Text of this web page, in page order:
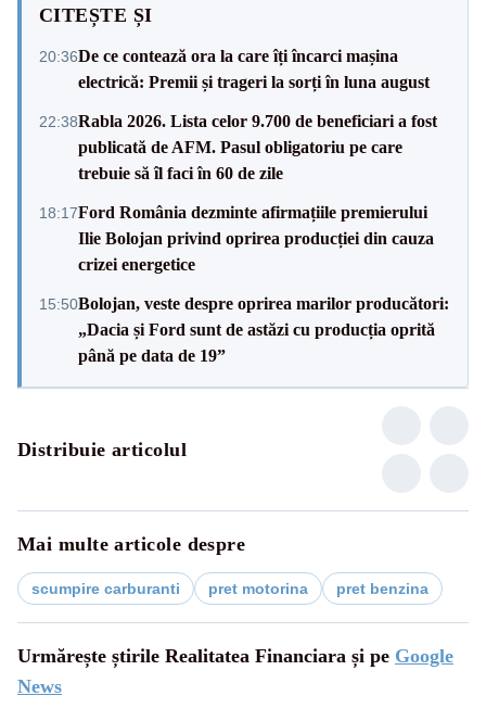
CITEȘTE ȘI
20:36De ce contează ora la care îți încarci mașina
electrică: Premii și trageri la sorți în luna august
22:38Rabla 2026. Lista celor 9.700 de beneficiari a fost
publicată de AFM. Pasul obligatoriu pe care
trebuie să îl faci în 60 de zile
18:17Ford România dezminte afirmațiile premierului
Ilie Bolojan privind oprirea producției din cauza
crizei energetice
15:50Bolojan, veste despre oprirea marilor producători:
„Dacia și Ford sunt de astăzi cu producția oprită
până pe data de 19”
Distribuie articolul
Mai multe articole despre
scumpire carburanti pret motorina pret benzina
Urmărește știrile Realitatea Financiara și pe Google
News